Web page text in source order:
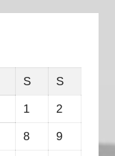
S S
1 2
8 9